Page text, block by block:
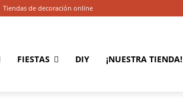
Tiendas de decoración online
FIESTAS DIY ¡NUESTRA TIENDA!